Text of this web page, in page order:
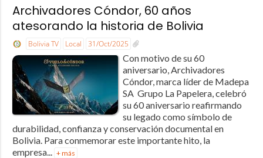
Archivadores Cóndor, 60 años
atesorando la historia de Bolivia
Bolivia TV Local 31/Oct/2025
Con motivo de su 60
aniversario, Archivadores
Cóndor, marca líder de Madepa
SA  Grupo La Papelera, celebró
su 60 aniversario reafirmando
su legado como símbolo de
durabilidad, confianza y conservación documental en
Bolivia. Para conmemorar este importante hito, la
empresa... + más